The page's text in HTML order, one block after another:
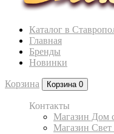
Каталог в
Главная
Бренды
Новинки
Корзина Корзина 0
Контакты
Магазин Дом
Магазин Свет